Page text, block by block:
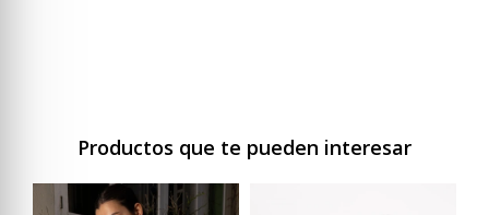
Productos que te pueden interesar